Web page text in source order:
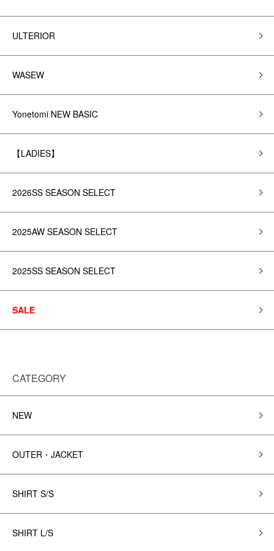
ULTERIOR
WASEW
Yonetomi NEW BASIC
【LADIES】
2026SS SEASON SELECT
2025AW SEASON SELECT
2025SS SEASON SELECT
SALE
CATEGORY
NEW
OUTER・JACKET
SHIRT S/S
SHIRT L/S